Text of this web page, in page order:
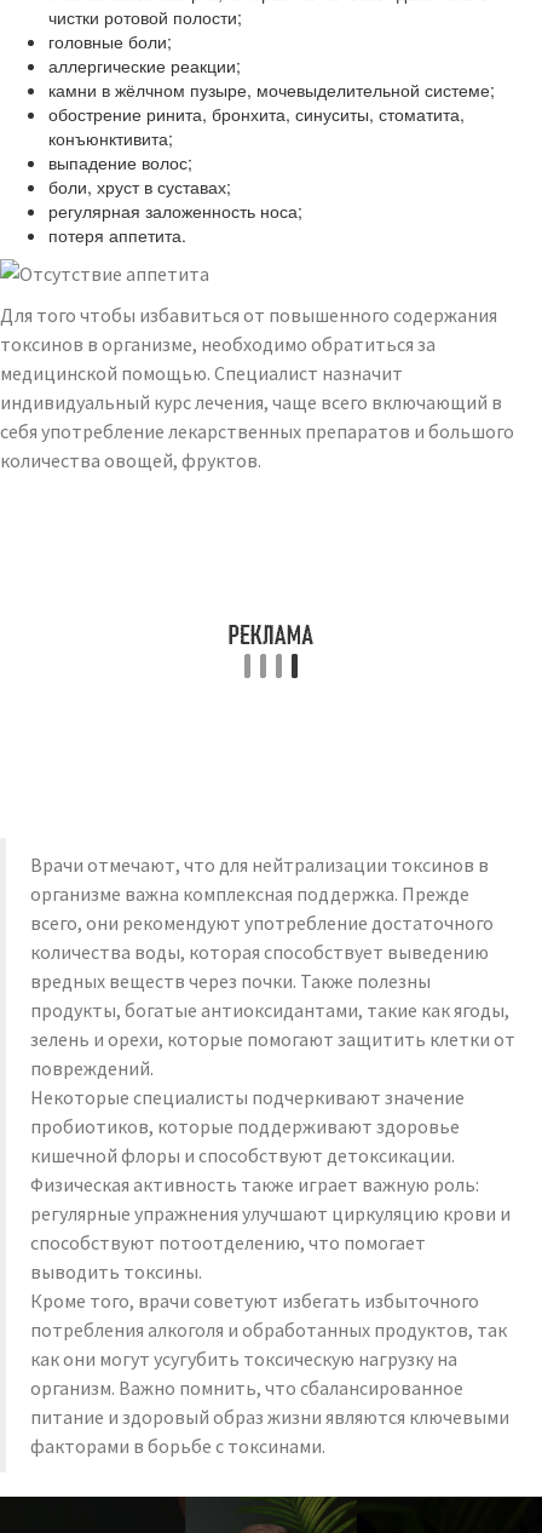
чистки ротовой полости;
головные боли;
аллергические реакции;
камни в жёлчном пузыре, мочевыделительной системе;
обострение ринита, бронхита, синуситы, стоматита,
конъюнктивита;
выпадение волос;
боли, хруст в суставах;
регулярная заложенность носа;
потеря аппетита.
Для того чтобы избавиться от повышенного содержания
токсинов в организме, необходимо обратиться за
медицинской помощью. Специалист назначит
индивидуальный курс лечения, чаще всего включающий в
себя употребление лекарственных препаратов и большого
количества овощей, фруктов.
Врачи отмечают, что для нейтрализации токсинов в
организме важна комплексная поддержка. Прежде
всего, они рекомендуют употребление достаточного
количества воды, которая способствует выведению
вредных веществ через почки. Также полезны
продукты, богатые антиоксидантами, такие как ягоды,
зелень и орехи, которые помогают защитить клетки от
повреждений.
Некоторые специалисты подчеркивают значение
пробиотиков, которые поддерживают здоровье
кишечной флоры и способствуют детоксикации.
Физическая активность также играет важную роль:
регулярные упражнения улучшают циркуляцию крови и
способствуют потоотделению, что помогает
выводить токсины.
Кроме того, врачи советуют избегать избыточного
потребления алкоголя и обработанных продуктов, так
как они могут усугубить токсическую нагрузку на
организм. Важно помнить, что сбалансированное
питание и здоровый образ жизни являются ключевыми
факторами в борьбе с токсинами.